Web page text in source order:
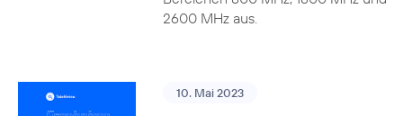
2600 MHz aus.
10. Mai 2023